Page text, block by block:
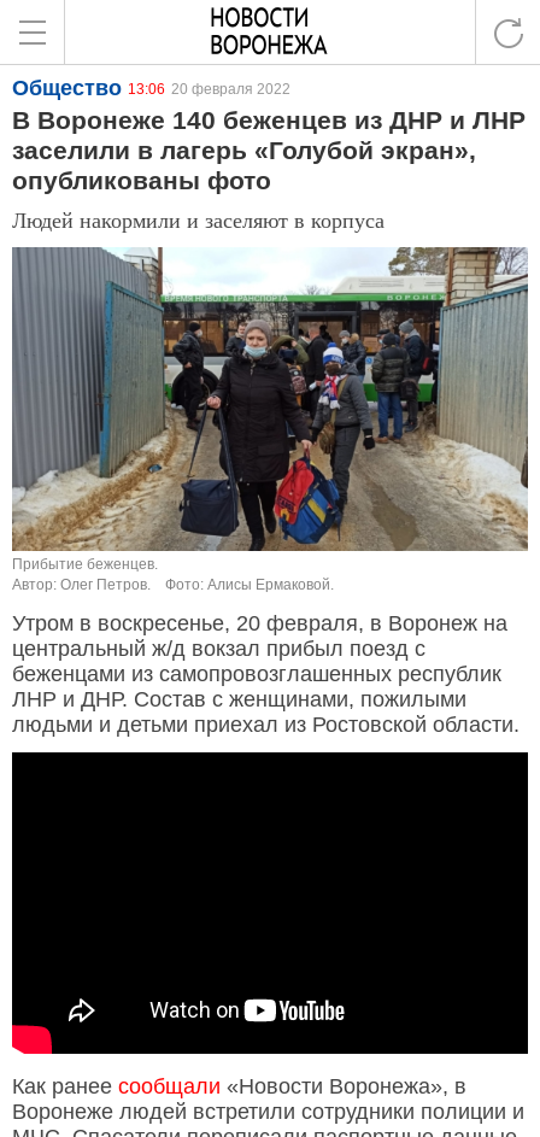
Общество 13:06 20 февраля 2022
В Воронеже 140 беженцев из ДНР и ЛНР
заселили в лагерь «Голубой экран»,
опубликованы фото
Людей накормили и заселяют в корпуса
Прибытие беженцев.
Автор: Олег Петров.
Фото: Алисы Ермаковой.
Утром в воскресенье, 20 февраля, в Воронеж на
центральный ж/д вокзал прибыл поезд с
беженцами из самопровозглашенных республик
ЛНР и ДНР. Состав с женщинами, пожилыми
людьми и детьми приехал из Ростовской области.
Как ранее сообщали «Новости Воронежа», в
Воронеже людей встретили сотрудники полиции и